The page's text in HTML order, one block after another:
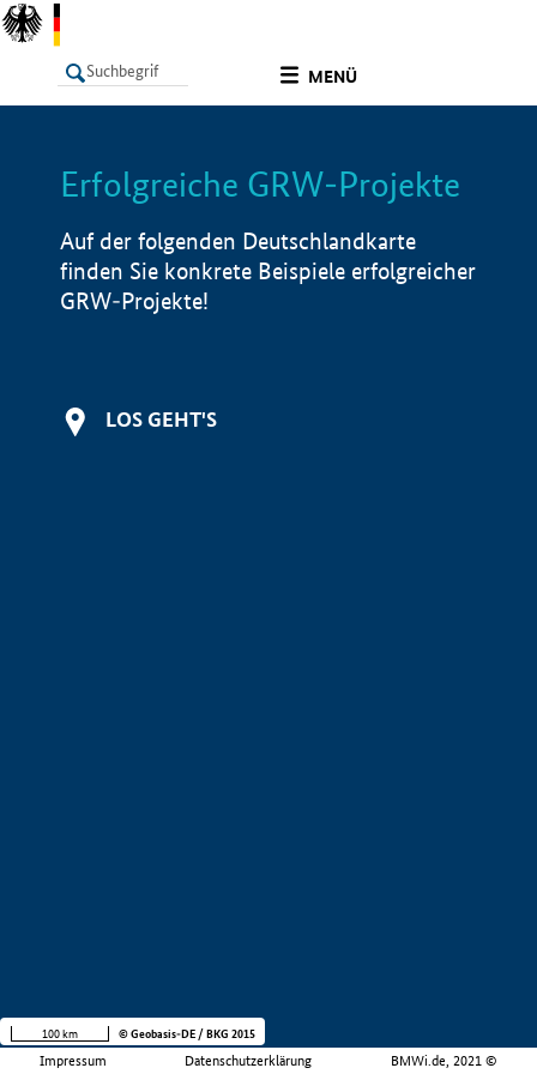
MENÜ
LISTE Info
Erfolgreiche GRW-Projekte
Auf der folgenden Deutschlandkarte
finden Sie konkrete Beispiele erfolgreicher
GRW-Projekte!
LOS GEHT'S
Impressum Datenschutzerklärung BMWi.de, 2021 ©
100 km © Geobasis-DE / BKG 2015